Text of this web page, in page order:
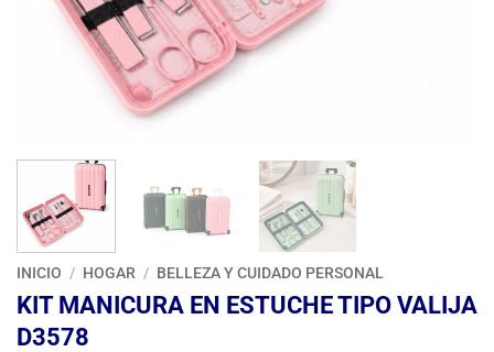
INICIO / HOGAR / BELLEZA Y CUIDADO PERSONAL
KIT MANICURA EN ESTUCHE TIPO VALIJA
D3578